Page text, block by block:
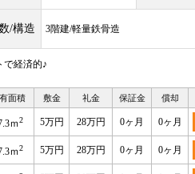
/構造 3階建/軽量鉄骨造
経済的♪
面積 敷金 礼金 保証金 償却
ｍ2 5万円 28万円 0ヶ月 0ヶ月
ｍ2 5万円 28万円 0ヶ月 0ヶ月